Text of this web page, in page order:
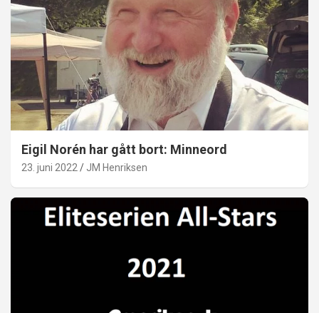
Eigil Norén har gått bort: Minneord
23. juni 2022 JM Henriksen